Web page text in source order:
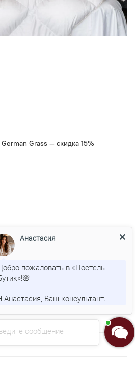
Grass — скидка 15%
сообщение
Анастасия
пожаловать в «Постель
Анастасия, Ваш консультант.